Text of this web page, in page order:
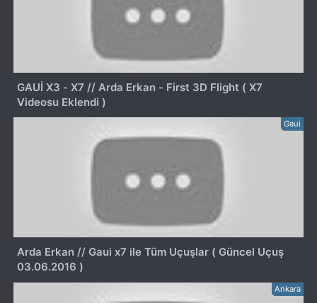
GAUİ X3 - X7 // Arda Erkan - First 3D Flight ( X7
Videosu Eklendi )
Gaui
Arda Erkan // Gaui x7 ile Tüm Uçuşlar ( Güncel Uçuş
03.06.2016 )
Ankara